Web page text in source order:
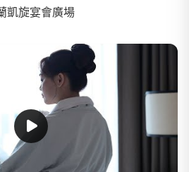
凱旋宴會廣場